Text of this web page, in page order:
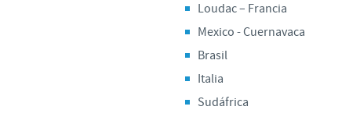
Loudac – Francia
Mexico - Cuernavaca
Brasil
Italia
Sudáfrica